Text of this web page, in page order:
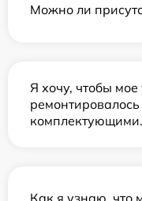
Можно ли
Я хочу, чтобы мое
комплектующими.